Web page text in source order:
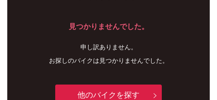
見つかりませんでした。
申し訳ありません。
お探しのバイクは見つかりませんでした。
他のバイクを探す